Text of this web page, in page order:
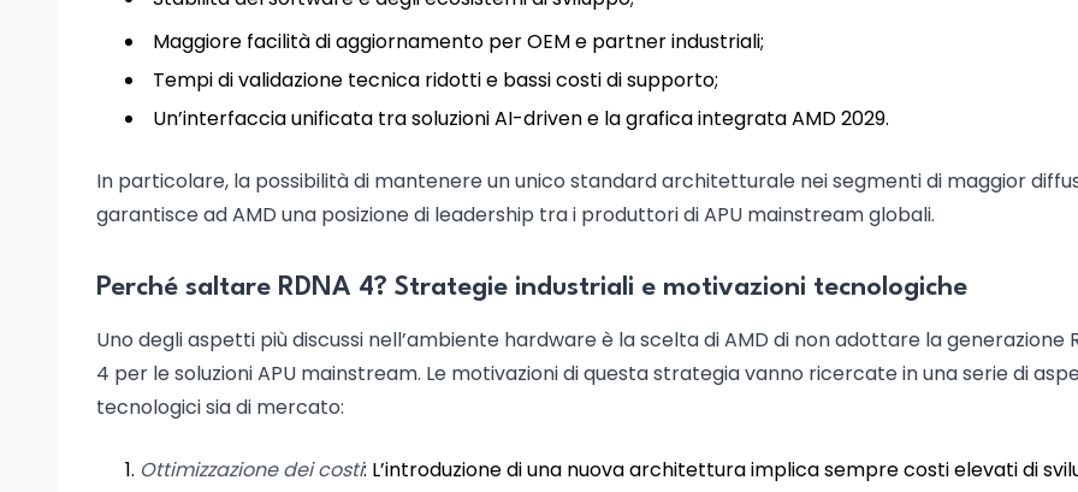
Maggiore facilità di aggiornamento per OEM e partner industriali;
Tempi di validazione tecnica ridotti e bassi costi di supporto;
Un’interfaccia unificata tra soluzioni AI-driven e la grafica integrata AMD 2029.
In particolare, la possibilità di mantenere un unico standard architetturale nei segmenti di maggior
garantisce ad AMD una posizione di leadership tra i produttori di APU mainstream globali.
Perché saltare RDNA 4? Strategie industriali e motivazioni tecnologiche
Uno degli aspetti più discussi nell’ambiente hardware è la scelta di AMD di non adottare la generazione
4 per le soluzioni APU mainstream. Le motivazioni di questa strategia vanno ricercate in una serie di
tecnologici sia di mercato:
Ottimizzazione dei costi: L’introduzione di una nuova architettura implica sempre costi elevati di